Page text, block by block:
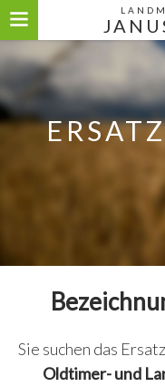
Sie suchen das
Oldtimer- und